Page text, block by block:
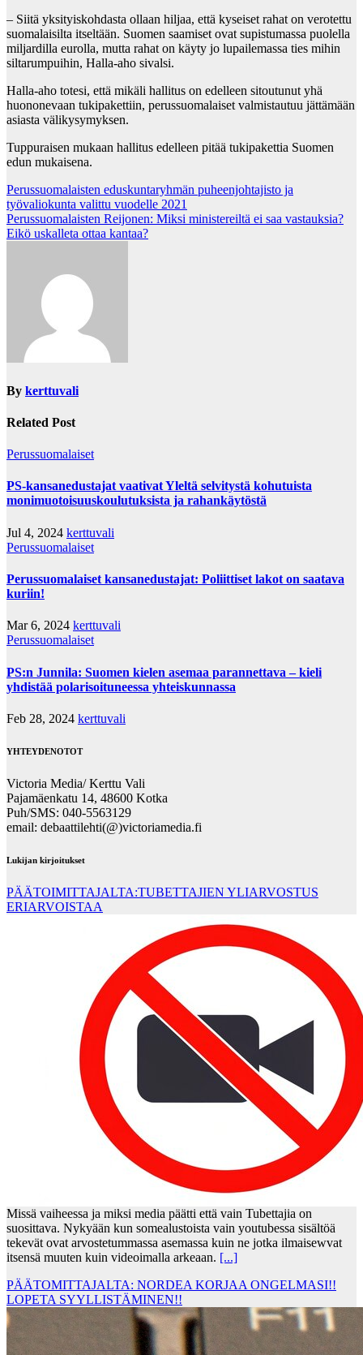
– Siitä yksityiskohdasta ollaan hiljaa, että kyseiset rahat on verotettu
suomalaisilta itseltään. Suomen saamiset ovat supistumassa puolella
miljardilla eurolla, mutta rahat on käyty jo lupailemassa ties mihin
siltarumpuihin, Halla-aho sivalsi.
Halla-aho totesi, että mikäli hallitus on edelleen sitoutunut yhä
huononevaan tukipakettiin, perussuomalaiset valmistautuu jättämään
asiasta välikysymyksen.
Tuppuraisen mukaan hallitus edelleen pitää tukipakettia Suomen
edun mukaisena.
Post
navigation
Perussuomalaisten eduskuntaryhmän puheenjohtajisto ja
työvaliokunta valittu vuodelle 2021
Perussuomalaisten Reijonen: Miksi ministereiltä ei saa vastauksia?
Eikö uskalleta ottaa kantaa?
By kerttuvali
Related Post
Perussuomalaiset
PS-kansanedustajat vaativat Yleltä selvitystä kohutuista
monimuotoisuuskoulutuksista ja rahankäytöstä
Jul 4, 2024 kerttuvali
Perussuomalaiset
Perussuomalaiset kansanedustajat: Poliittiset lakot on saatava
kuriin!
Mar 6, 2024 kerttuvali
Perussuomalaiset
PS:n Junnila: Suomen kielen asemaa parannettava – kieli
yhdistää polarisoituneessa yhteiskunnassa
Feb 28, 2024 kerttuvali
YHTEYDENOTOT
Victoria Media/ Kerttu Vali
Pajamäenkatu 14, 48600 Kotka
Puh/SMS: 040-5563129
email: debaattilehti(@)victoriamedia.fi
Lukijan kirjoitukset
PÄÄTOIMITTAJALTA:TUBETTAJIEN YLIARVOSTUS
ERIARVOISTAA
Missä vaiheessa ja miksi media päätti että vain Tubettajia on
suosittava. Nykyään kun somealustoista vain youtubessa sisältöä
tekevät ovat arvostetummassa asemassa kuin ne jotka ilmaisewvat
itsensä muuten kuin videoimalla arkeaan. [...]
PÄÄTOMITTAJALTA: NORDEA KORJAA ONGELMASI!!
LOPETA SYYLLISTÄMINEN!!